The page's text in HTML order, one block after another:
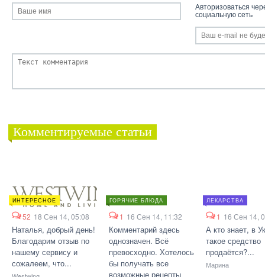
Авторизоваться
социальную сеть
Комментируемые статьи
ИНТЕРЕСНОЕ
52 18 Сен 14, 05:08
Наталья, добрый день!
Благодарим отзыв по
нашему сервису и
сожалеем, что...
ГОРЯЧИЕ БЛЮДА
1 16 Сен 14, 11:32
Комментарий здесь
однозначен. Всё
превосходно. Хотелось
бы получать все
возможные рецепты
ЛЕКАРСТВА
1 16 Сен 14,
А кто знает, в
такое средство
продаётся?...
Марина